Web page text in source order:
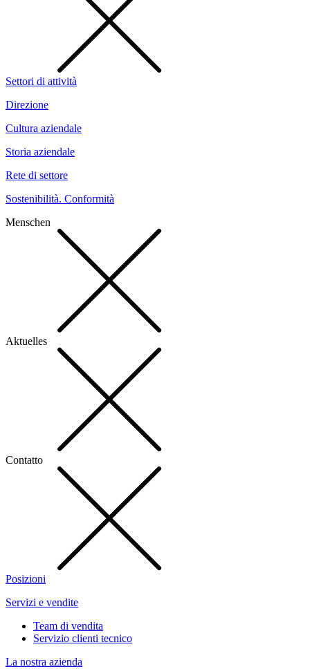
Settori di attività
Direzione
Cultura aziendale
Storia aziendale
Rete di settore
Sostenibilità. Conformità
Menschen
Aktuelles
Contatto
Posizioni
Servizi e vendite
Team di vendita
Servizio clienti tecnico
La nostra azienda